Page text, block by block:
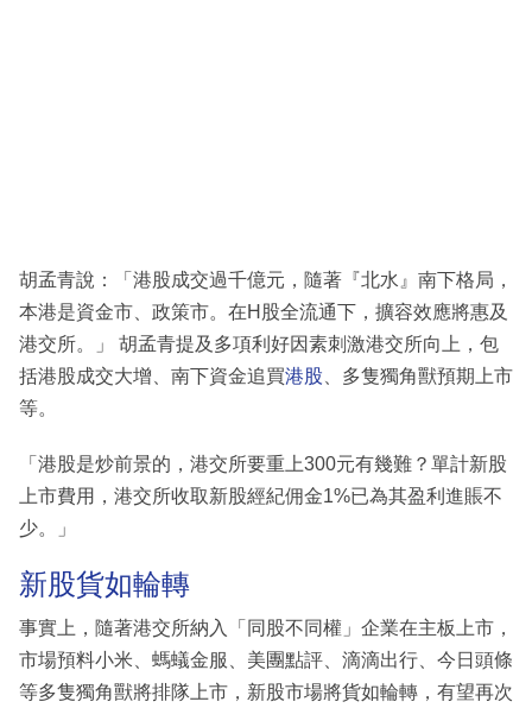
胡孟青說：「港股成交過千億元，隨著『北水』南下格局，
本港是資金市、政策市。在H股全流通下，擴容效應將惠及
港交所。」 胡孟青提及多項利好因素刺激港交所向上，包
括港股成交大增、南下資金追買港股 、多隻獨角獸預期上市
等。
「港股是炒前景的，港交所要重上300元有幾難？單計新股
上市費用，港交所收取新股經紀佣金1%已為其盈利進賬不
少。」
新股貨如輪轉
事實上，隨著港交所納入「同股不同權」企業在主板上市，
市場預料小米、螞蟻金服、美團點評、滴滴出行、今日頭條
等多隻獨角獸將排隊上市，新股市場將貨如輪轉，有望再次